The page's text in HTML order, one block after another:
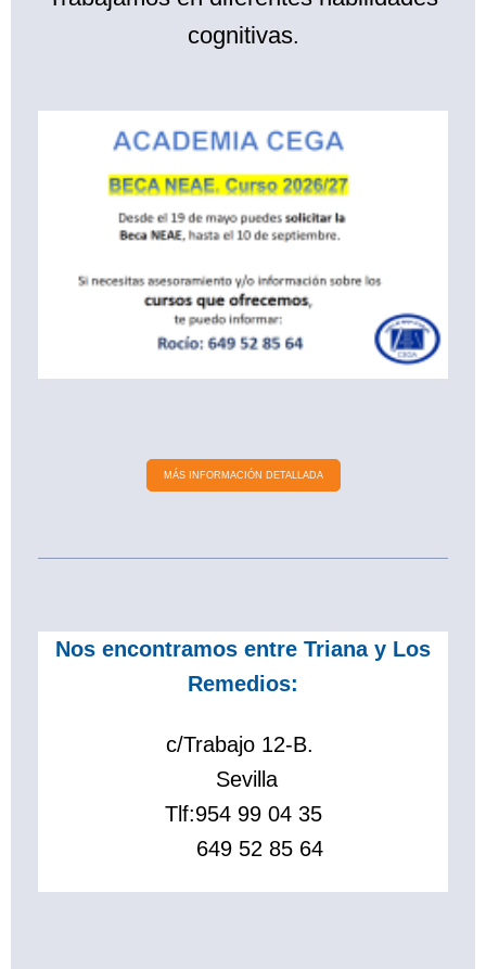
cognitivas.
MÁS INFORMACIÓN DETALLADA
Nos encontramos entre Triana y Los
Remedios:
c/Trabajo 12-B.
Sevilla
Tlf:954 99 04 35
649 52 85 64